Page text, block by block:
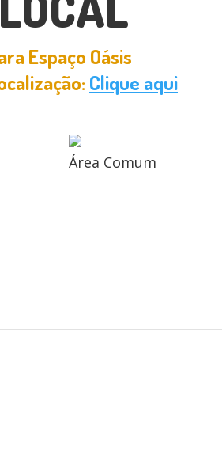
Espaço Oásis
Clique aqui
Área Comum